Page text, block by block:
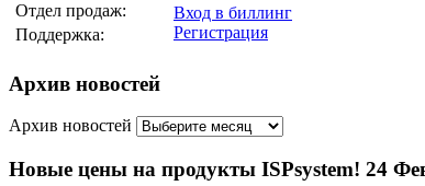
Отдел продаж:
Поддержка:
Вход в биллинг
Регистрация
Архив новостей
Архив новостей
Новые цены на продукты ISPsystem! 24